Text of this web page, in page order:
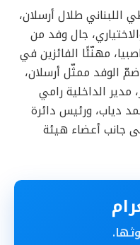
طلال أرسلان،
جال وفد من
مهنّئًا الفائزين في
ضمّ الوفد ممثّل أرسلان،
الداخلية رامي
دياب، ورئيس دائرة
جانب أعضاء هيئة